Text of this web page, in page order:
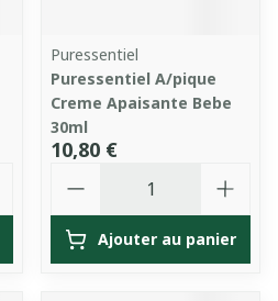
Puressentiel
Puressentiel A/pique
Creme Apaisante Bebe
30ml
10,80 €
Ajouter au panier